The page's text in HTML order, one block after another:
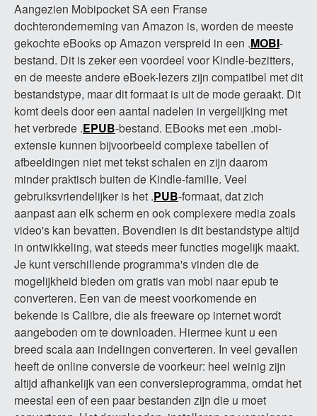
Aangezien Mobipocket SA een Franse
dochteronderneming van Amazon is, worden de meeste
gekochte eBooks op Amazon verspreid in een .MOBI-
bestand. Dit is zeker een voordeel voor Kindle-bezitters,
en de meeste andere eBoek-lezers zijn compatibel met dit
bestandstype, maar dit formaat is uit de mode geraakt. Dit
komt deels door een aantal nadelen in vergelijking met
het verbrede .EPUB-bestand. EBooks met een .mobi-
extensie kunnen bijvoorbeeld complexe tabellen of
afbeeldingen niet met tekst schalen en zijn daarom
minder praktisch buiten de Kindle-familie. Veel
gebruiksvriendelijker is het .PUB-formaat, dat zich
aanpast aan elk scherm en ook complexere media zoals
video's kan bevatten. Bovendien is dit bestandstype altijd
in ontwikkeling, wat steeds meer functies mogelijk maakt.
Je kunt verschillende programma's vinden die de
mogelijkheid bieden om gratis van mobi naar epub te
converteren. Een van de meest voorkomende en
bekende is Calibre, die als freeware op internet wordt
aangeboden om te downloaden. Hiermee kunt u een
breed scala aan indelingen converteren. In veel gevallen
heeft de online conversie de voorkeur: heel weinig zijn
altijd afhankelijk van een conversieprogramma, omdat het
meestal een of een paar bestanden zijn die u moet